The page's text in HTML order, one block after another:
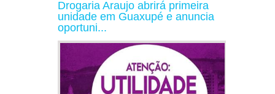
Drogaria Araujo abrirá primeira
unidade em Guaxupé e anuncia
oportuni...